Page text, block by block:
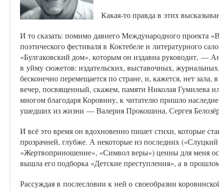
Какая-то правда в этих
И то сказать: помимо давнего Международного проекта
поэтического фестиваля в Коктебеле и литературного
«Булгаковский дом», которым он издавна руководит, —
в уйму сюжетов: издательских, выставочных,
бесконечно перемещается по стране, и, кажется, нет
вечер, посвященный, скажем, памяти Николая Гумилева
многом благодаря Коровину, к читателю пришло
ушедших из жизни — Валерия Прокошина, Сергея
И всё это время он вдохновенно пишет стихи, которые
прозрачней, глубже. А некоторые из последних
«Жертвоприношение», «Символ веры») ценны для меня
вышла его подборка «Детские преступления», а в
Рассуждая в послесловии к ней о своеобразии